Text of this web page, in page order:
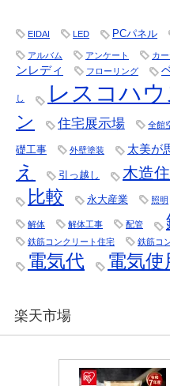
EIDAI LED PCパネル
アルバム アンケート カ
ンレディ
フローリング
し レスコハウ
ン
住宅展示場 全館
礎工事 外壁塗装 太美が
え
引っ越し 木造
比較 永大産業 照明
解体 解体工事 配管
鉄筋コンクリート住宅 鉄筋コ
電気代 電気使
楽天市場